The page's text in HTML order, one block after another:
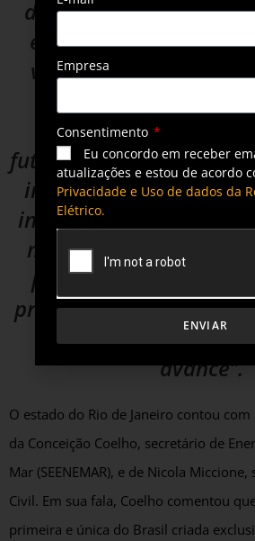
diagnósticos e,
encontrarmos
viáveis tecnica e
energética não é um
futuro, é um capítulo do
intensamente
iniciativas da empresa,
muito feliz de poder,
participar desse
promover esses votos
para que a
avance”.
O estado do Rio de Janeiro contou com
da Conceição Coelho, secretário de
Mar (SEENEMAR), e de Nicola
Civil. Em sua fala, Coelho comentou
primeira e única do Brasil criada
Empresa
Consentimento
Eu concordo em receber
atualizações e estou de acordo
Privacidade e Uso de dados da
Elétrico.
ENVIAR